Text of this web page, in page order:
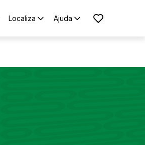
Localiza Ajuda